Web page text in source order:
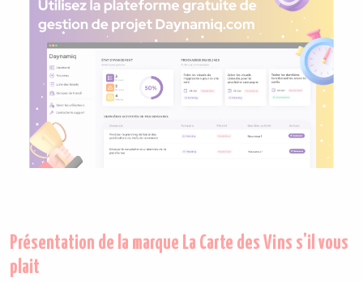
Présentation de la marque La Carte des Vins s'il vous
plait